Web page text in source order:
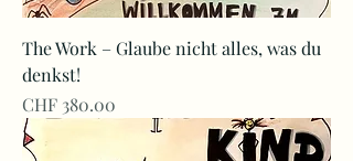
The Work – Glaube nicht alles, was du
denkst!
Preis
CHF 380.00